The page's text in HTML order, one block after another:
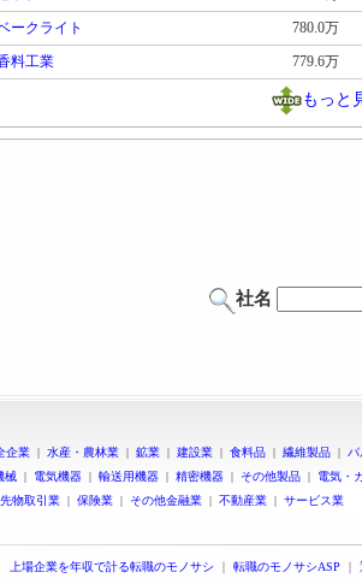
ークライト
780.0万
料工業 779.6万
もっと
社名
企業 | 水産・農林業 | 鉱業 | 建設業 | 食料品 | 繊維製品 |
械 | 電気機器 | 輸送用機器 | 精密機器 | その他製品 | 電気・
物取引業 | 保険業 | その他金融業 | 不動産業 | サービス業
上場企業を年収で計る転職のモノサシ ｜ 転職のモノサシASP ｜